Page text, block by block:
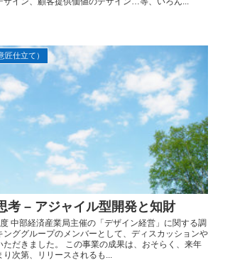
匠仕立て）
考 – アジャイル型開発と知財
中部経済産業局主催の「デザイン経営」に関する調
ンググループのメンバーとして、ディスカッションや
ただきました。 この事業の成果は、おそらく、来年
り次第、リリースされるも...